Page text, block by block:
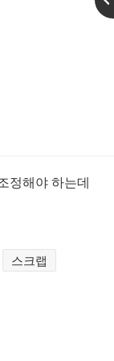
정해야 하는데
스크랩